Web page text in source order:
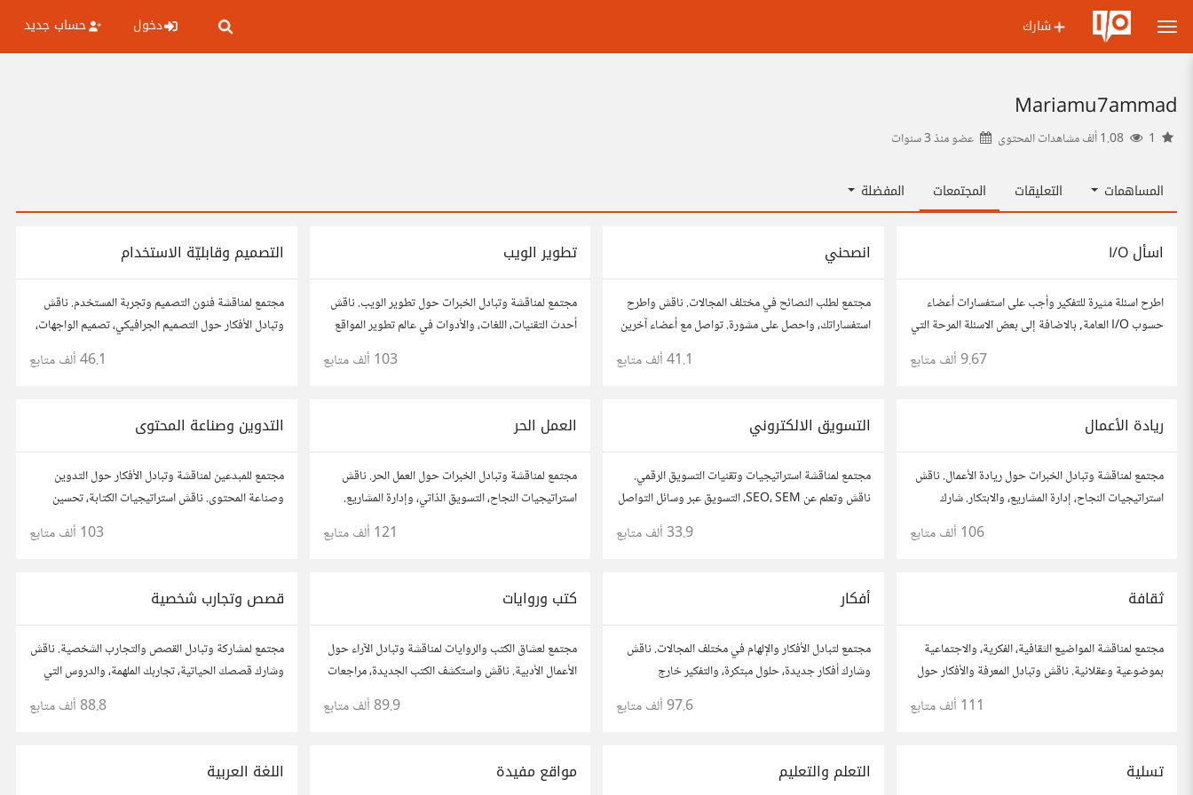
شارك دخول حساب جديد
Mariamu7ammad
عضو منذ3 سنوات
المساهمات التعليقات المجتمعات المفضلة
اسأل I/O
اطرح اسئلة مثيرة للتفكير وأجب على استفسارات أعضاء
حسوب I/O العامة, بالاضافة إلى بعض الاسئلة المرحة التي
تستمتع بها وتساعدك على التعرف على افكار المتابعين.
9.67 ألف متابع
انصحني
مجتمع لطلب النصائح في مختلف المجالات. ناقش واطرح
استفساراتك، واحصل على مشورة. تواصل مع أعضاء آخرين
للحصول على أفكار وحلول تساعدك في اتخاذ قراراتك.
41.1 ألف متابع
تطوير الويب
مجتمع لمناقشة وتبادل الخبرات حول تطوير الويب. ناقش
أحدث التقنيات، اللغات، والأدوات في عالم تطوير المواقع
والتطبيقات. شارك مشاريعك، اسأل عن نصائح، وتعاون مع
103 ألف متابع
التصميم وقابليّة الاستخدام
مجتمع لمناقشة فنون التصميم وتجربة المستخدم. ناقش
وتبادل الأفكار حول التصميم الجرافيكي، تصميم الواجهات،
وقابلية الاستخدام. شارك أفكارك وأسئلتك، وتواصل مع
مصممين ومتخصصين في تحسين تجربة المستخدم.
46.1 ألف متابع
ريادة الأعمال
مجتمع لمناقشة وتبادل الخبرات حول ريادة الأعمال. ناقش
استراتيجيات النجاح، إدارة المشاريع، والابتكار. شارك
أفكارك، قصص نجاحك، وأسئلتك، وتواصل مع رواد أعمال
106 ألف متابع
التسويق الالكتروني
مجتمع لمناقشة استراتيجيات وتقنيات التسويق الرقمي.
ناقش وتعلم عن SEO، SEM، التسويق عبر وسائل التواصل
الاجتماعي، وتحليل البيانات. شارك تجاربك، نصائحك،
وأسئلتك، وتواصل مع متخصصين في هذا المجال.
33.9 ألف متابع
العمل الحر
مجتمع لمناقشة وتبادل الخبرات حول العمل الحر. ناقش
استراتيجيات النجاح، التسويق الذاتي، وإدارة المشاريع.
شارك قصصك، نصائحك، وأسئلتك، وتواصل مع محترفين
121 ألف متابع
التدوين وصناعة المحتوى
مجتمع للمبدعين لمناقشة وتبادل الأفكار حول التدوين
وصناعة المحتوى. ناقش استراتيجيات الكتابة، تحسين
محركات البحث، وإنتاج المحتوى المرئي والمسموع. شارك
أفكارك وأسئلتك، وتواصل مع كتّاب ومبدعين آخرين.
103 ألف متابع
ثقافة
مجتمع لمناقشة المواضيع الثقافية، الفكرية، والاجتماعية
بموضوعية وعقلانية. ناقش وتبادل المعرفة والأفكار حول
111 ألف متابع
أفكار
مجتمع لتبادل الأفكار والإلهام في مختلف المجالات. ناقش
وشارك أفكار جديدة، حلول مبتكرة، والتفكير خارج
الصندوق. شارك بمقترحاتك وأسئلتك، وتواصل مع مفكرين
97.6 ألف متابع
كتب وروايات
مجتمع لعشاق الكتب والروايات لمناقشة وتبادل الآراء حول
الأعمال الأدبية. ناقش واستكشف الكتب الجديدة، مراجعات
الروايات، ومشاركة توصيات القراءة. شارك أفكارك،
نصائحك، وأسئلتك، وتواصل مع قراء آخرين.89.9 ألف متابع
قصص وتجارب شخصية
مجتمع لمشاركة وتبادل القصص والتجارب الشخصية. ناقش
وشارك قصصك الحياتية، تجاربك الملهمة، والدروس التي
تعلمتها. شارك تجاربك مع الآخرين، واستفد من قصصهم
88.8 ألف متابع
تسلية التعلم والتعليم مواقع مفيدة اللغة العربية